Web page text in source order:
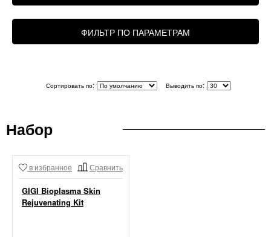
ФИЛЬТР ПО ПАРАМЕТРАМ
Сортировать по: Выводить по:
Набор
в избранное Сравнить
GIGI Bioplasma Skin
Rejuvenating Kit